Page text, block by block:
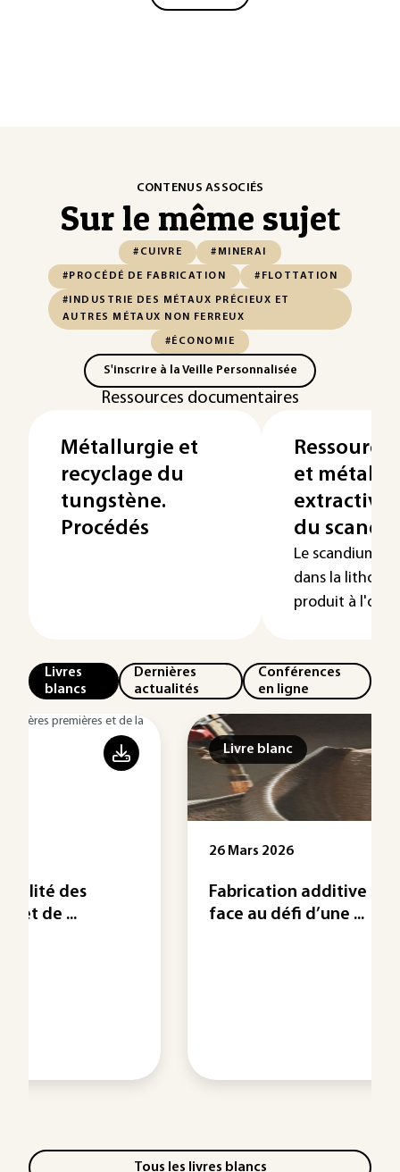
CONTENUS ASSOCIÉS
Sur le même sujet
#CUIVRE #MINERAI
#PROCÉDÉ DE FABRICATION #FLOTTATION
#INDUSTRIE DES MÉTAUX PRÉCIEUX ET
AUTRES MÉTAUX NON FERREUX
#ÉCONOMIE
S'inscrire à la Veille Personnalisée
Ressources documentaires
Métallurgie et
recyclage du
tungstène.
Procédés
Ressources
et
extractive
du
Le scandium,
dans la
produit à
Livres
blancs
Dernières
actualités
Conférences
en ligne
Livre blanc
Fabrication additive : la France
face au défi d’une ...
Tous les livres blancs